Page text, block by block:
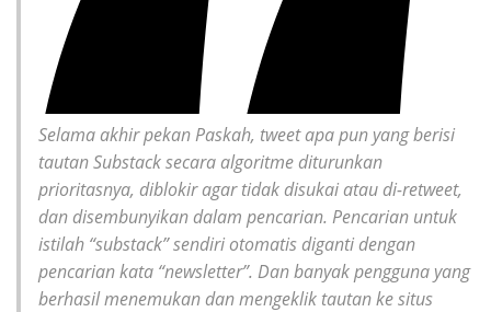
Selama akhir pekan Paskah, tweet apa pun yang berisi
tautan Substack secara algoritme diturunkan
prioritasnya, diblokir agar tidak disukai atau di-retweet,
dan disembunyikan dalam pencarian. Pencarian untuk
istilah “substack” sendiri otomatis diganti dengan
pencarian kata “newsletter”. Dan banyak pengguna yang
berhasil menemukan dan mengeklik tautan ke situs